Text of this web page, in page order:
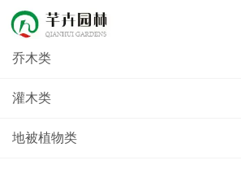
乔木类
灌木类
地被植物类